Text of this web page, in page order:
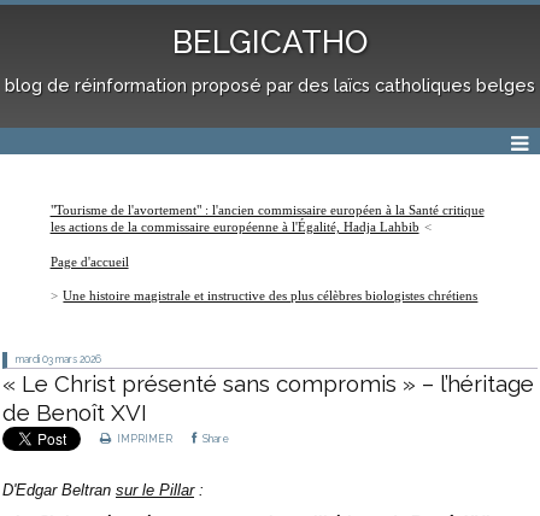
BELGICATHO
blog de réinformation proposé par des laïcs catholiques belges
"Tourisme de l'avortement" : l'ancien commissaire européen à la Santé critique
les actions de la commissaire européenne à l'Égalité, Hadja Lahbib
Page d'accueil
Une histoire magistrale et instructive des plus célèbres biologistes chrétiens
mardi 03 mars 2026
« Le Christ présenté sans compromis » – l’héritage
de Benoît XVI
IMPRIMER Share
D'Edgar Beltran sur le Pillar: